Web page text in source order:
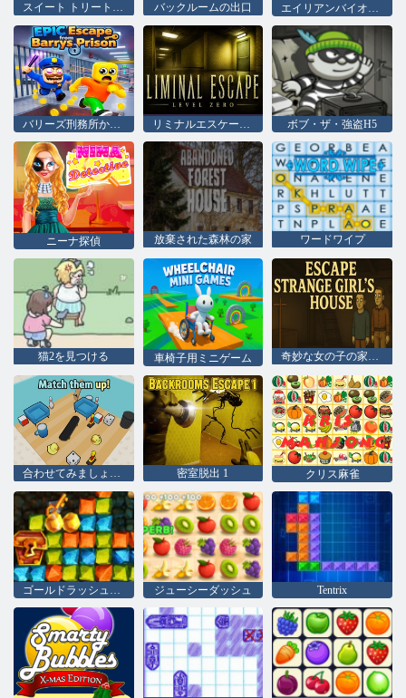
スイート トリート シェフ メイソンを発見 バックルームの出口 エイリアンバイオラボからの脱出
バリーズ刑務所からの壮大な脱出 リミナルエスケープ:レベルゼロ ボブ・ザ・強盗H5
ニーナ探偵 放棄された森林の家 ワードワイプ
猫2を見つける 車椅子用ミニゲーム 奇妙な女の子の家からの脱出
合わせてみましょう！ 密室脱出 1 クリス麻雀
ゴールドラッシュの宝探し ジューシーダッシュ Tentrix